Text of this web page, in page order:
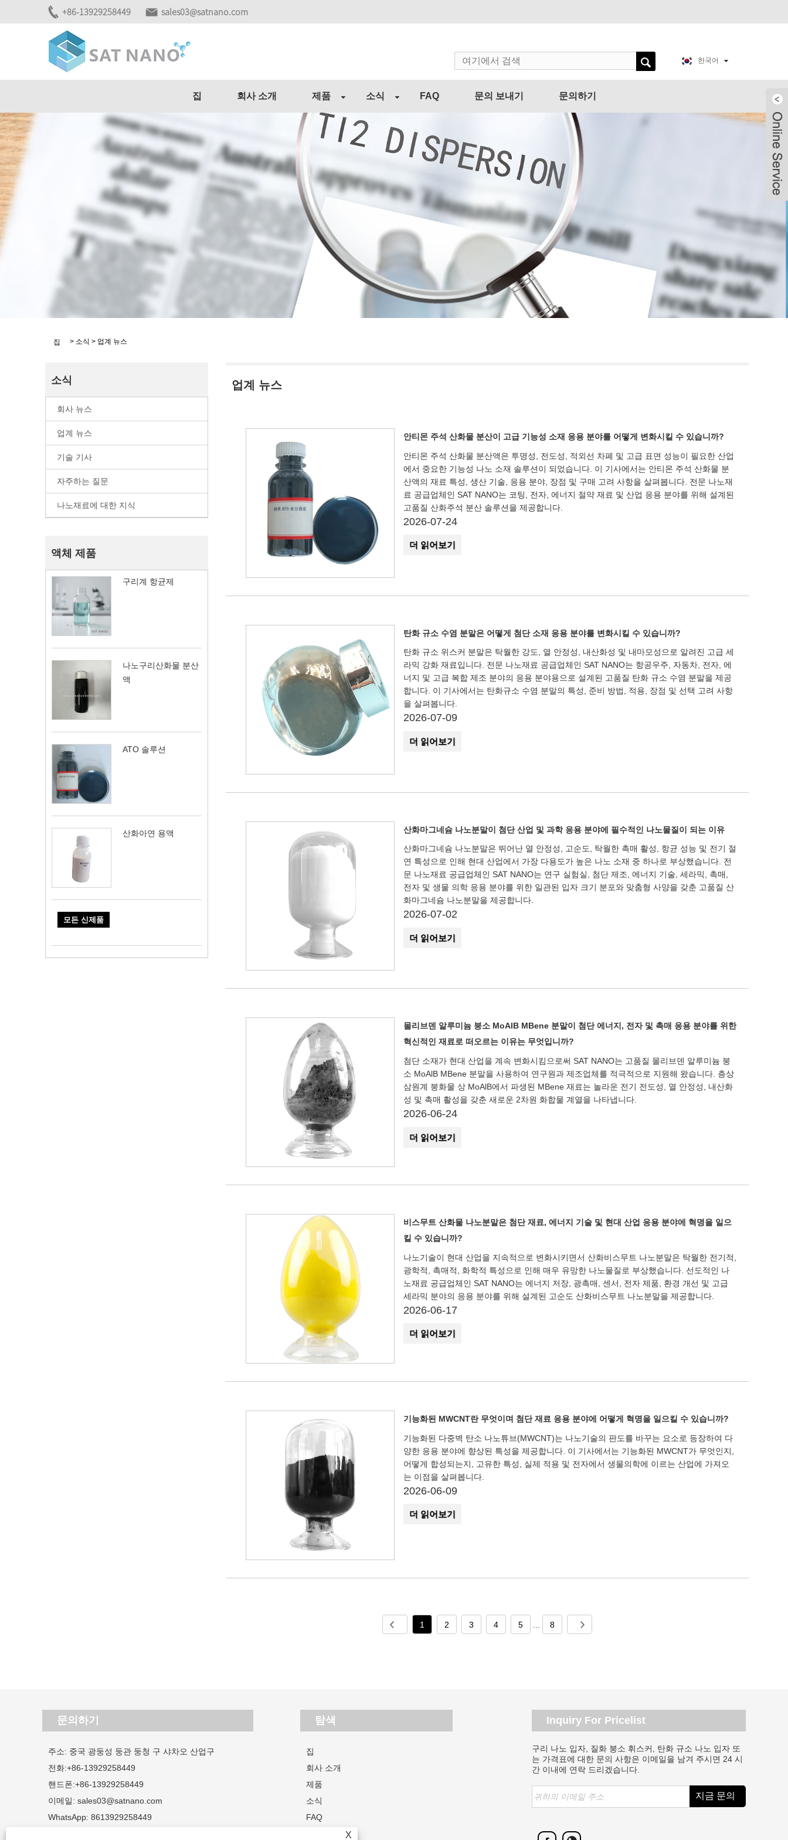
+86-13929258449 sales03@satnano.com
한국어
집 회사 소개 제품 소식 FAQ 문의 보내기 문의하기
집 > 소식 > 업계 뉴스
소식
회사 뉴스
업계 뉴스
기술 기사
자주하는 질문
나노재료에 대한 지식
액체 제품
구리계 항균제
나노구리산화물 분산
액
ATO 솔루션
산화아연 용액
모든 신제품
업계 뉴스
안티몬 주석 산화물 분산이 고급 기능성 소재 응용 분야를 어떻게 변화시킬 수 있습니까?
안티몬 주석 산화물 분산액은 투명성, 전도성, 적외선 차폐 및 고급 표면 성능이 필요한 산업
에서 중요한 기능성 나노 소재 솔루션이 되었습니다. 이 기사에서는 안티몬 주석 산화물 분
산액의 재료 특성, 생산 기술, 응용 분야, 장점 및 구매 고려 사항을 살펴봅니다. 전문 나노재
료 공급업체인 SAT NANO는 코팅, 전자, 에너지 절약 재료 및 산업 응용 분야를 위해 설계된
고품질 산화주석 분산 솔루션을 제공합니다.
2026-07-24
더 읽어보기
탄화 규소 수염 분말은 어떻게 첨단 소재 응용 분야를 변화시킬 수 있습니까?
탄화 규소 위스커 분말은 탁월한 강도, 열 안정성, 내산화성 및 내마모성으로 알려진 고급 세
라믹 강화 재료입니다. 전문 나노재료 공급업체인 SAT NANO는 항공우주, 자동차, 전자, 에
너지 및 고급 복합 제조 분야의 응용 분야용으로 설계된 고품질 탄화 규소 수염 분말을 제공
합니다. 이 기사에서는 탄화규소 수염 분말의 특성, 준비 방법, 적용, 장점 및 선택 고려 사항
을 살펴봅니다.
2026-07-09
더 읽어보기
산화마그네슘 나노분말이 첨단 산업 및 과학 응용 분야에 필수적인 나노물질이 되는 이유
산화마그네슘 나노분말은 뛰어난 열 안정성, 고순도, 탁월한 촉매 활성, 항균 성능 및 전기 절
연 특성으로 인해 현대 산업에서 가장 다용도가 높은 나노 소재 중 하나로 부상했습니다. 전
문 나노재료 공급업체인 SAT NANO는 연구 실험실, 첨단 제조, 에너지 기술, 세라믹, 촉매,
전자 및 생물 의학 응용 분야를 위한 일관된 입자 크기 분포와 맞춤형 사양을 갖춘 고품질 산
화마그네슘 나노분말을 제공합니다.
2026-07-02
더 읽어보기
몰리브덴 알루미늄 붕소 MoAlB MBene 분말이 첨단 에너지, 전자 및 촉매 응용 분야를 위한
혁신적인 재료로 떠오르는 이유는 무엇입니까?
첨단 소재가 현대 산업을 계속 변화시킴으로써 SAT NANO는 고품질 몰리브덴 알루미늄 붕
소 MoAlB MBene 분말을 사용하여 연구원과 제조업체를 적극적으로 지원해 왔습니다. 층상
삼원계 붕화물 상 MoAlB에서 파생된 MBene 재료는 놀라운 전기 전도성, 열 안정성, 내산화
성 및 촉매 활성을 갖춘 새로운 2차원 화합물 계열을 나타냅니다.
2026-06-24
더 읽어보기
비스무트 산화물 나노분말은 첨단 재료, 에너지 기술 및 현대 산업 응용 분야에 혁명을 일으
킬 수 있습니까?
나노기술이 현대 산업을 지속적으로 변화시키면서 산화비스무트 나노분말은 탁월한 전기적,
광학적, 촉매적, 화학적 특성으로 인해 매우 유망한 나노물질로 부상했습니다. 선도적인 나
노재료 공급업체인 SAT NANO는 에너지 저장, 광촉매, 센서, 전자 제품, 환경 개선 및 고급
세라믹 분야의 응용 분야를 위해 설계된 고순도 산화비스무트 나노분말을 제공합니다.
2026-06-17
더 읽어보기
기능화된 MWCNT란 무엇이며 첨단 재료 응용 분야에 어떻게 혁명을 일으킬 수 있습니까?
기능화된 다중벽 탄소 나노튜브(MWCNT)는 나노기술의 판도를 바꾸는 요소로 등장하여 다
양한 응용 분야에 향상된 특성을 제공합니다. 이 기사에서는 기능화된 MWCNT가 무엇인지,
어떻게 합성되는지, 고유한 특성, 실제 적용 및 전자에서 생물의학에 이르는 산업에 가져오
는 이점을 살펴봅니다.
2026-06-09
더 읽어보기
1 2 3 4 5 8
문의하기
주소: 중국 광둥성 둥관 둥청 구 샤차오 산업구
전화:+86-13929258449
핸드폰:+86-13929258449
이메일: sales03@satnano.com
WhatsApp: 8613929258449
탐색
집
회사 소개
제품
소식
FAQ
문의 보내기
Inquiry For Pricelist
구리 나노 입자, 질화 붕소 휘스커, 탄화 규소 나노 입자 또
는 가격표에 대한 문의 사항은 이메일을 남겨 주시면 24 시
간 이내에 연락 드리겠습니다.
X